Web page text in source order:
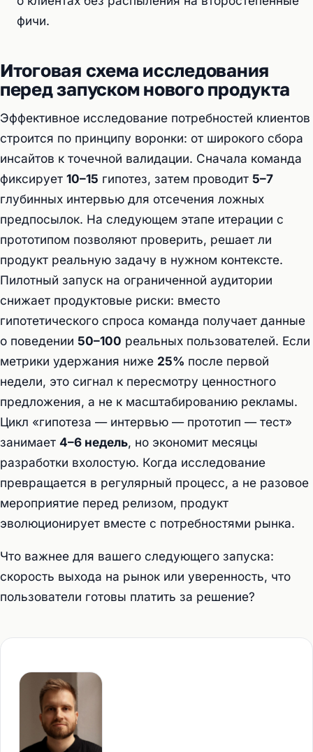
фичи.
Итоговая схема исследования
перед запуском нового продукта
Эффективное исследование потребностей клиентов
строится по принципу воронки: от широкого сбора
инсайтов к точечной валидации. Сначала команда
фиксирует 10–15 гипотез, затем проводит 5–7
глубинных интервью для отсечения ложных
предпосылок. На следующем этапе итерации с
прототипом позволяют проверить, решает ли
продукт реальную задачу в нужном контексте.
Пилотный запуск на ограниченной аудитории
снижает продуктовые риски: вместо
гипотетического спроса команда получает данные
о поведении 50–100 реальных пользователей. Если
метрики удержания ниже 25% после первой
недели, это сигнал к пересмотру ценностного
предложения, а не к масштабированию рекламы.
Цикл «гипотеза — интервью — прототип — тест»
занимает 4–6 недель, но экономит месяцы
разработки вхолостую. Когда исследование
превращается в регулярный процесс, а не разовое
мероприятие перед релизом, продукт
эволюционирует вместе с потребностями рынка.
Что важнее для вашего следующего запуска:
скорость выхода на рынок или уверенность, что
пользователи готовы платить за решение?